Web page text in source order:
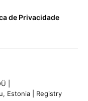
de Privacidade
|
Estonia | Registry